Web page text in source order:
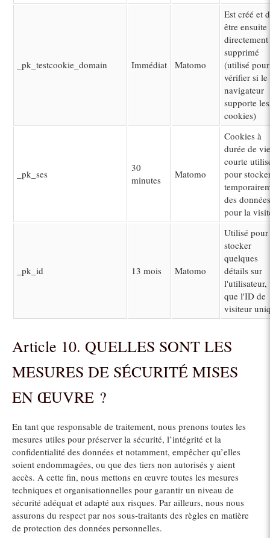
_pk_testcookie_domain Immédiat Matomo
Est créé et
être ensuite
directement
supprimé
(utilisé pour
vérifier si le
navigateur
supporte les
cookies)
_pk_ses
30
minutes
Matomo
Cookies à
durée de vie
courte
pour
des données
pour la
_pk_id 13 mois Matomo
Utilisé pour
stocker
quelques
détails sur
l'utilisateur,
que l'ID de
visiteur
Article 10. QUELLES SONT LES
MESURES DE SÉCURITÉ MISES
EN ŒUVRE ?
En tant que responsable de traitement, nous prenons toutes les
mesures utiles pour préserver la sécurité, l’intégrité et la
confidentialité des données et notamment, empêcher qu’elles
soient endommagées, ou que des tiers non autorisés y aient
accès. A cette fin, nous mettons en œuvre toutes les mesures
techniques et organisationnelles pour garantir un niveau de
sécurité adéquat et adapté aux risques. Par ailleurs, nous nous
assurons du respect par nos sous-traitants des règles en matière
de protection des données personnelles.